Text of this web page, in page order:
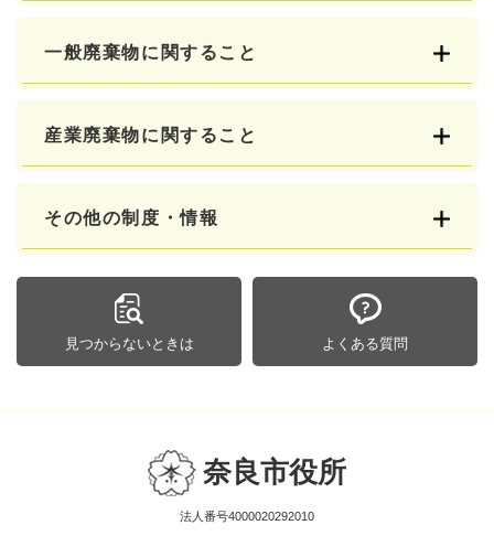
一般廃棄物に関すること
産業廃棄物に関すること
その他の制度・情報
見つからないときは よくある質問
奈良市役所
法人番号4000020292010